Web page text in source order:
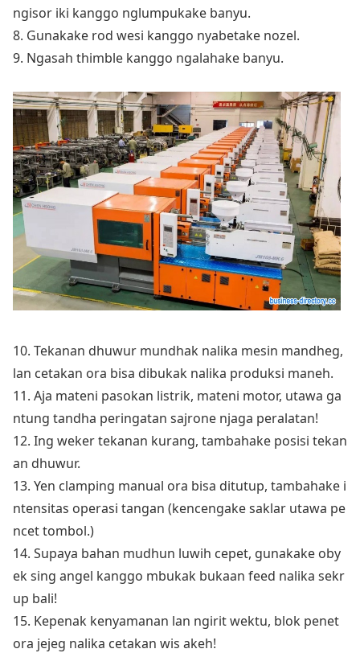
ngisor iki kanggo nglumpukake banyu.
8. Gunakake rod wesi kanggo nyabetake nozel.
9. Ngasah thimble kanggo ngalahake banyu.
10. Tekanan dhuwur mundhak nalika mesin mandheg,
lan cetakan ora bisa dibukak nalika produksi maneh.
11. Aja mateni pasokan listrik, mateni motor, utawa ga
ntung tandha peringatan sajrone njaga peralatan!
12. Ing weker tekanan kurang, tambahake posisi tekan
an dhuwur.
13. Yen clamping manual ora bisa ditutup, tambahake i
ntensitas operasi tangan (kencengake saklar utawa pe
ncet tombol.)
14. Supaya bahan mudhun luwih cepet, gunakake oby
ek sing angel kanggo mbukak bukaan feed nalika sekr
up bali!
15. Kepenak kenyamanan lan ngirit wektu, blok penet
ora jejeg nalika cetakan wis akeh!